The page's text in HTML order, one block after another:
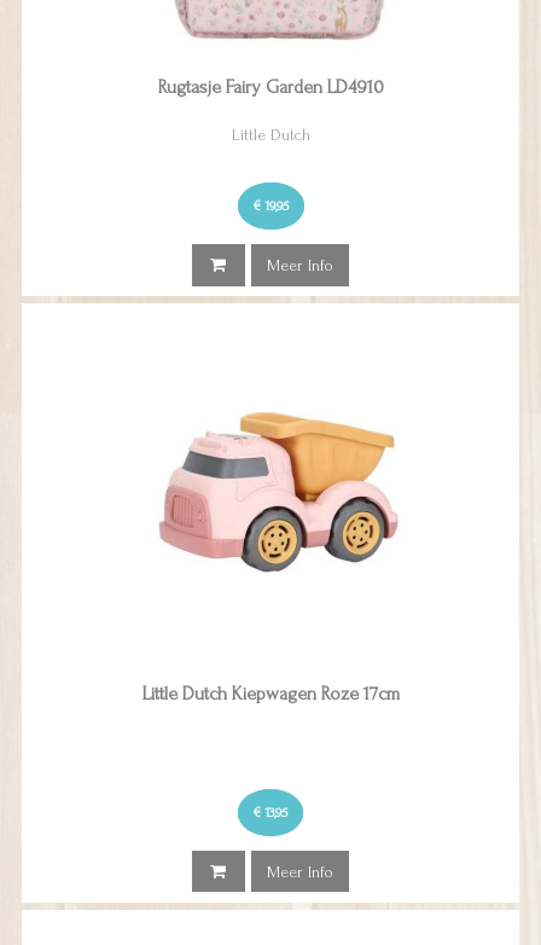
Rugtasje Fairy Garden LD4910
Little Dutch
€ 19,95
Meer Info
Little Dutch Kiepwagen Roze 17cm
€ 13,95
Meer Info